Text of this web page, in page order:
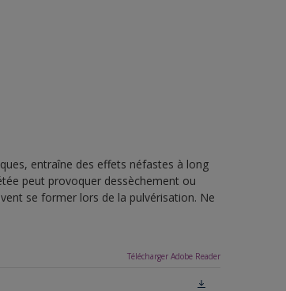
entraîne des effets néfastes à long
peut provoquer dessèchement ou
se former lors de la pulvérisation. Ne
Télécharger Adobe Reader